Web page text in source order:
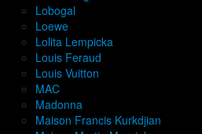
Lobogal
Loewe
Lolita Lempicka
Louis Feraud
Louis Vuitton
MAC
Madonna
Maison Francis Kurkdjian